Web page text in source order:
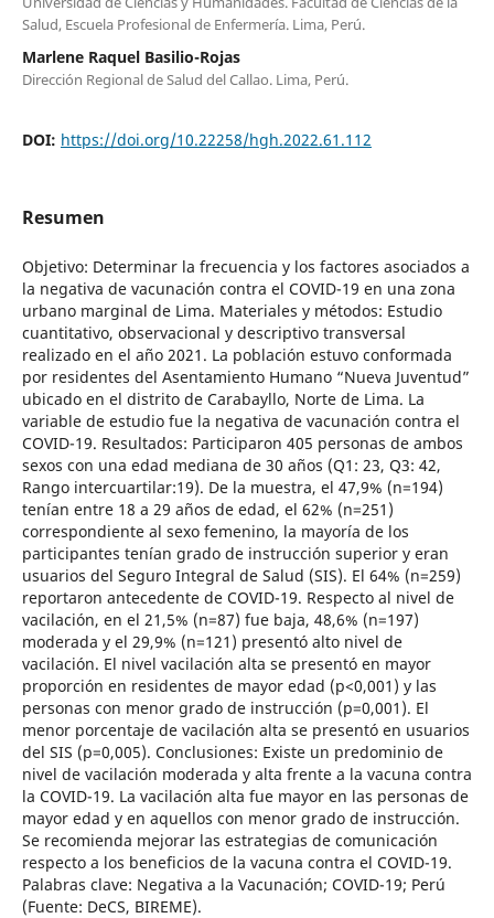
Salud, Escuela Profesional de Enfermería. Lima, Perú.
Marlene Raquel Basilio-Rojas
Dirección Regional de Salud del Callao. Lima, Perú.
DOI: https://doi.org/10.22258/hgh.2022.61.112
Resumen
Objetivo: Determinar la frecuencia y los factores asociados a
la negativa de vacunación contra el COVID-19 en una zona
urbano marginal de Lima. Materiales y métodos: Estudio
cuantitativo, observacional y descriptivo transversal
realizado en el año 2021. La población estuvo conformada
por residentes del Asentamiento Humano “Nueva Juventud”
ubicado en el distrito de Carabayllo, Norte de Lima. La
variable de estudio fue la negativa de vacunación contra el
COVID-19. Resultados: Participaron 405 personas de ambos
sexos con una edad mediana de 30 años (Q1: 23, Q3: 42,
Rango intercuartilar:19). De la muestra, el 47,9% (n=194)
tenían entre 18 a 29 años de edad, el 62% (n=251)
correspondiente al sexo femenino, la mayoría de los
participantes tenían grado de instrucción superior y eran
usuarios del Seguro Integral de Salud (SIS). El 64% (n=259)
reportaron antecedente de COVID-19. Respecto al nivel de
vacilación, en el 21,5% (n=87) fue baja, 48,6% (n=197)
moderada y el 29,9% (n=121) presentó alto nivel de
vacilación. El nivel vacilación alta se presentó en mayor
proporción en residentes de mayor edad (p<0,001) y las
personas con menor grado de instrucción (p=0,001). El
menor porcentaje de vacilación alta se presentó en usuarios
del SIS (p=0,005). Conclusiones: Existe un predominio de
nivel de vacilación moderada y alta frente a la vacuna contra
la COVID-19. La vacilación alta fue mayor en las personas de
mayor edad y en aquellos con menor grado de instrucción.
Se recomienda mejorar las estrategias de comunicación
respecto a los beneficios de la vacuna contra el COVID-19.
Palabras clave: Negativa a la Vacunación; COVID-19; Perú
(Fuente: DeCS, BIREME).